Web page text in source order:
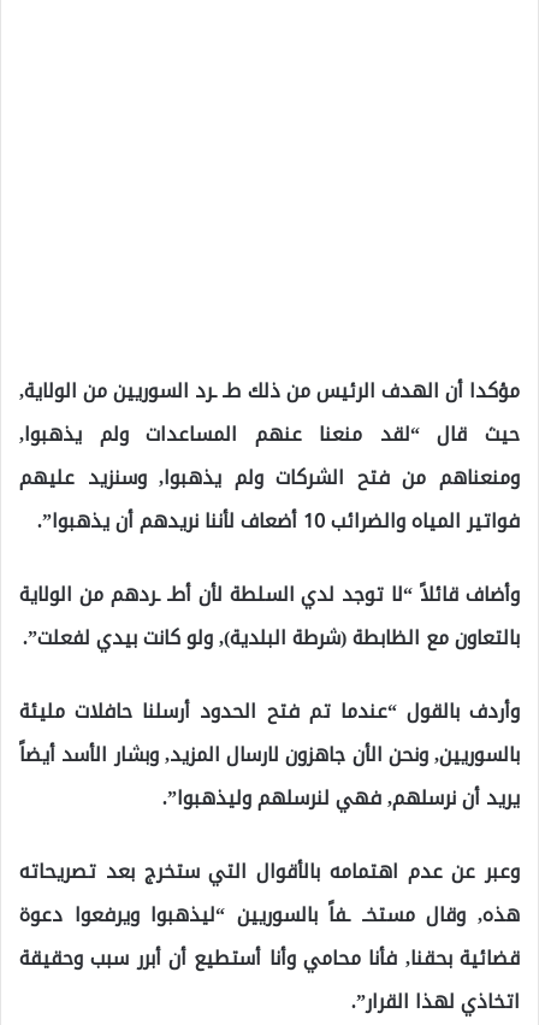
مؤكدا أن الهدف الرئيس من ذلك طـ ـرد السوريين من الولاية,
حيث قال “لقد منعنا عنهم المساعدات ولم يذهبوا,
ومنعناهم من فتح الشركات ولم يذهبوا, وسنزيد عليهم
فواتير المياه والضرائب 10 أضعاف لأننا نريدهم أن يذهبوا”.
وأضاف قائلاً “لا توجد لدي السلطة لأن أطـ ـردهم من الولاية
بالتعاون مع الظابطة (شرطة البلدية), ولو كانت بيدي لفعلت”.
وأردف بالقول “عندما تم فتح الحدود أرسلنا حافلات مليئة
بالسوريين, ونحن الأن جاهزون لارسال المزيد, وبشار الأسد أيضاً
يريد أن نرسلهم, فهي لنرسلهم وليذهبوا”.
وعبر عن عدم اهتمامه بالأقوال التي ستخرج بعد تصريحاته
هذه, وقال مستخـ ـفاً بالسوريين “ليذهبوا ويرفعوا دعوة
قضائية بحقنا, فأنا محامي وأنا أستطيع أن أبرر سبب وحقيقة
اتخاذي لهذا القرار”.